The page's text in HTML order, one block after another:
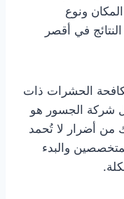
ونوع
في أقصر
الحشرات ذات
شركة الجسور هو
من أضرار لا تُحمد
والبدء